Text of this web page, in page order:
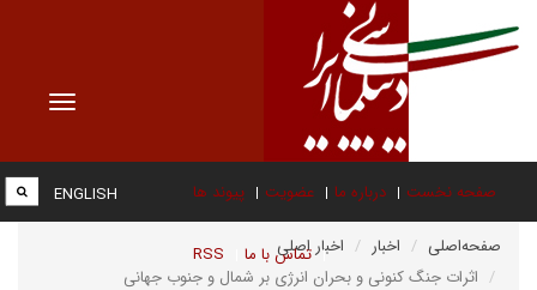
Toggle
صفحه نخست درباره ما عضویت پیوند ها
تماس با ما RSS
ENGLISH
صفحه‌اصلی اخبار
اخبار اصلی
اثرات جنگ کنونی و بحران انرژی بر شمال و جنوب جهانی